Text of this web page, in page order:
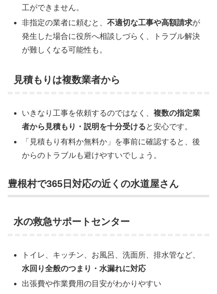
工ができません。
非指定の業者に頼むと、不適切な工事や高額請求が
発生した場合に役所へ相談しづらく、トラブル解決
が難しくなる可能性も。
見積もりは複数業者から
いきなり工事を依頼するのではなく、複数の指定業
者から見積もり・説明を十分受けると安心です。
「見積もり有料か無料か」を事前に確認すると、後
からのトラブルも避けやすいでしょう。
豊根村で365日対応の近くの水道屋さん
水の救急サポートセンター
トイレ、キッチン、お風呂、洗面所、排水管など、
水回り全般のつまり・水漏れに対応
出張費や作業費用の目安がわかりやすい